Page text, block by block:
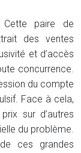
paire de
des ventes
et d’accès
concurrence.
du compte
Face à cela,
sur d’autres
du problème.
ces grandes